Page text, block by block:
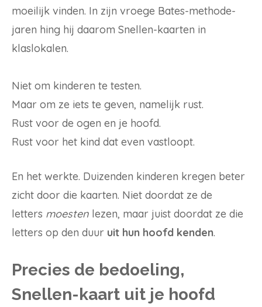
moeilijk vinden. In zijn vroege Bates-methode-
jaren hing hij daarom Snellen-kaarten in
klaslokalen.
Niet om kinderen te testen.
Maar om ze iets te geven, namelijk rust.
Rust voor de ogen en je hoofd.
Rust voor het kind dat even vastloopt.
En het werkte. Duizenden kinderen kregen beter
zicht door die kaarten. Niet doordat ze de
letters moesten lezen, maar juist doordat ze die
letters op den duur uit hun hoofd kenden.
Precies de bedoeling,
Snellen-kaart uit je hoofd